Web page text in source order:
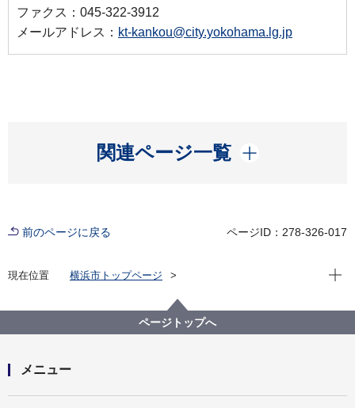
ファクス：045-322-3912
メールアドレス： kt-kankou@city.yokohama.lg.jp
関連ページ一覧
開く
前のページに戻る ページID：278-326-017
現在位置
横浜市トップページ
交通局
自動車本部営業課
みなとぶらりチケット／みなとぶらりチケットワイド
現在
ページトップへ
メニュー